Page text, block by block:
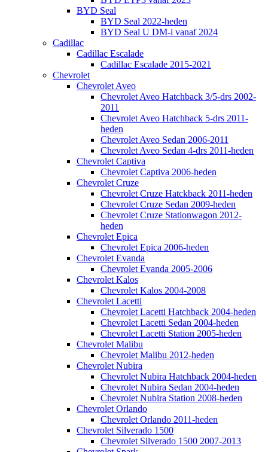
BYD Seal
BYD Seal 2022-heden
BYD Seal U DM-i vanaf 2024
Cadillac
Cadillac Escalade
Cadillac Escalade 2015-2021
Chevrolet
Chevrolet Aveo
Chevrolet Aveo Hatchback 3/5-drs 2002-
2011
Chevrolet Aveo Hatchback 5-drs 2011-
heden
Chevrolet Aveo Sedan 2006-2011
Chevrolet Aveo Sedan 4-drs 2011-heden
Chevrolet Captiva
Chevrolet Captiva 2006-heden
Chevrolet Cruze
Chevrolet Cruze Hatckback 2011-heden
Chevrolet Cruze Sedan 2009-heden
Chevrolet Cruze Stationwagon 2012-
heden
Chevrolet Epica
Chevrolet Epica 2006-heden
Chevrolet Evanda
Chevrolet Evanda 2005-2006
Chevrolet Kalos
Chevrolet Kalos 2004-2008
Chevrolet Lacetti
Chevrolet Lacetti Hatchback 2004-heden
Chevrolet Lacetti Sedan 2004-heden
Chevrolet Lacetti Station 2005-heden
Chevrolet Malibu
Chevrolet Malibu 2012-heden
Chevrolet Nubira
Chevrolet Nubira Hatchback 2004-heden
Chevrolet Nubira Sedan 2004-heden
Chevrolet Nubira Station 2008-heden
Chevrolet Orlando
Chevrolet Orlando 2011-heden
Chevrolet Silverado 1500
Chevrolet Silverado 1500 2007-2013